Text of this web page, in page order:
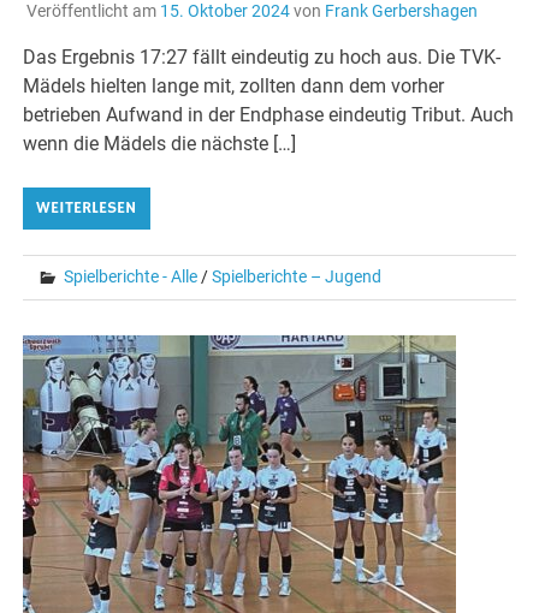
Veröffentlicht am 15. Oktober 2024von Frank Gerbershagen
Das Ergebnis 17:27 fällt eindeutig zu hoch aus. Die TVK-
Mädels hielten lange mit, zollten dann dem vorher
betrieben Aufwand in der Endphase eindeutig Tribut. Auch
wenn die Mädels die nächste […]
WEITERLESEN
Spielberichte - Alle /Spielberichte – Jugend